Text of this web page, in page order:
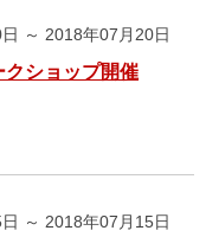
～ 2018年07月20日
クショップ開催
～ 2018年07月15日